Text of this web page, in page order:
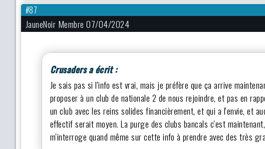
#87
JauneNoir Membre 07/04/2024
Crusaders a écrit :
Je sais pas si l'info est vrai, mais je préfère que ça arrive
proposer à un club de nationale 2 de nous rejoindre, et pas en
un club avec les reins solides financièrement, et qui a l'envie, et
effectif serait moyen. La purge des clubs bancals c'est
m'interroge quand même sur cette info à prendre avec des très